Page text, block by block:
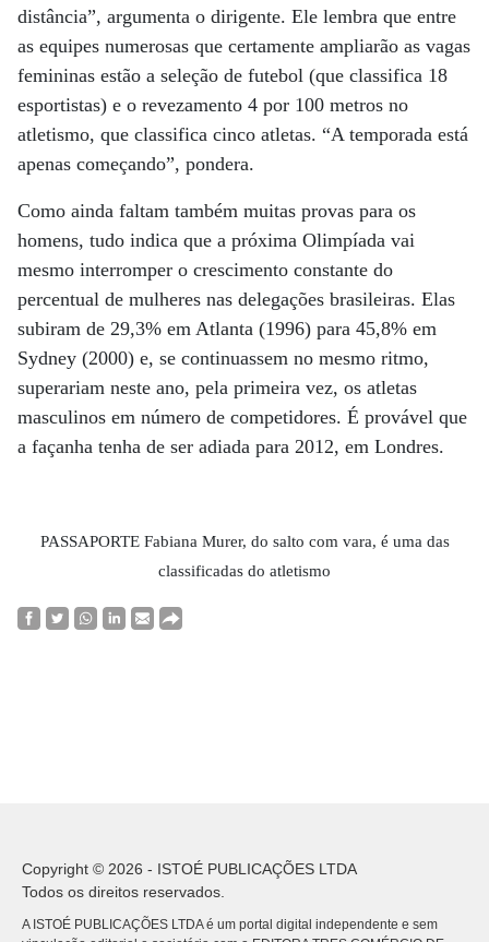
distância”, argumenta o dirigente. Ele lembra que entre
as equipes numerosas que certamente ampliarão as vagas
femininas estão a seleção de futebol (que classifica 18
esportistas) e o revezamento 4 por 100 metros no
atletismo, que classifica cinco atletas. “A temporada está
apenas começando”, pondera.
Como ainda faltam também muitas provas para os
homens, tudo indica que a próxima Olimpíada vai
mesmo interromper o crescimento constante do
percentual de mulheres nas delegações brasileiras. Elas
subiram de 29,3% em Atlanta (1996) para 45,8% em
Sydney (2000) e, se continuassem no mesmo ritmo,
superariam neste ano, pela primeira vez, os atletas
masculinos em número de competidores. É provável que
a façanha tenha de ser adiada para 2012, em Londres.
PASSAPORTE Fabiana Murer, do salto com vara, é uma das
classificadas do atletismo
Copyright © 2026 - ISTOÉ PUBLICAÇÕES LTDA
Todos os direitos reservados.
A ISTOÉ PUBLICAÇÕES LTDA é um portal digital independente e sem